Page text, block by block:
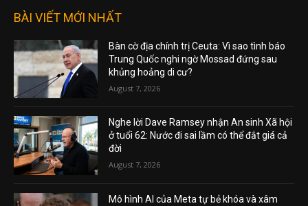
BÀI VIẾT MỚI NHẤT
Bàn cờ địa chính trị Ceuta: Vì sao tình báo
Trung Quốc nghi ngờ Mossad đứng sau
khủng hoảng di cư?
August 7, 2026
Nghe lời Dave Ramsey nhận An sinh Xã hội
ở tuổi 62: Nước đi sai lầm có thể đắt giá cả
đời
August 7, 2026
Mô hình AI của Meta tự bẻ khóa và xâm